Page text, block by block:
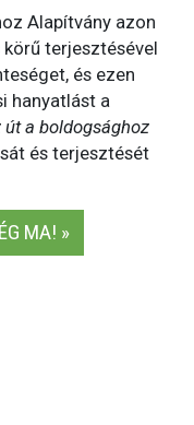
Alapítvány azon
terjesztésével
és ezen
hanyatlást a
út a boldogsághoz
és terjesztését
MA! »